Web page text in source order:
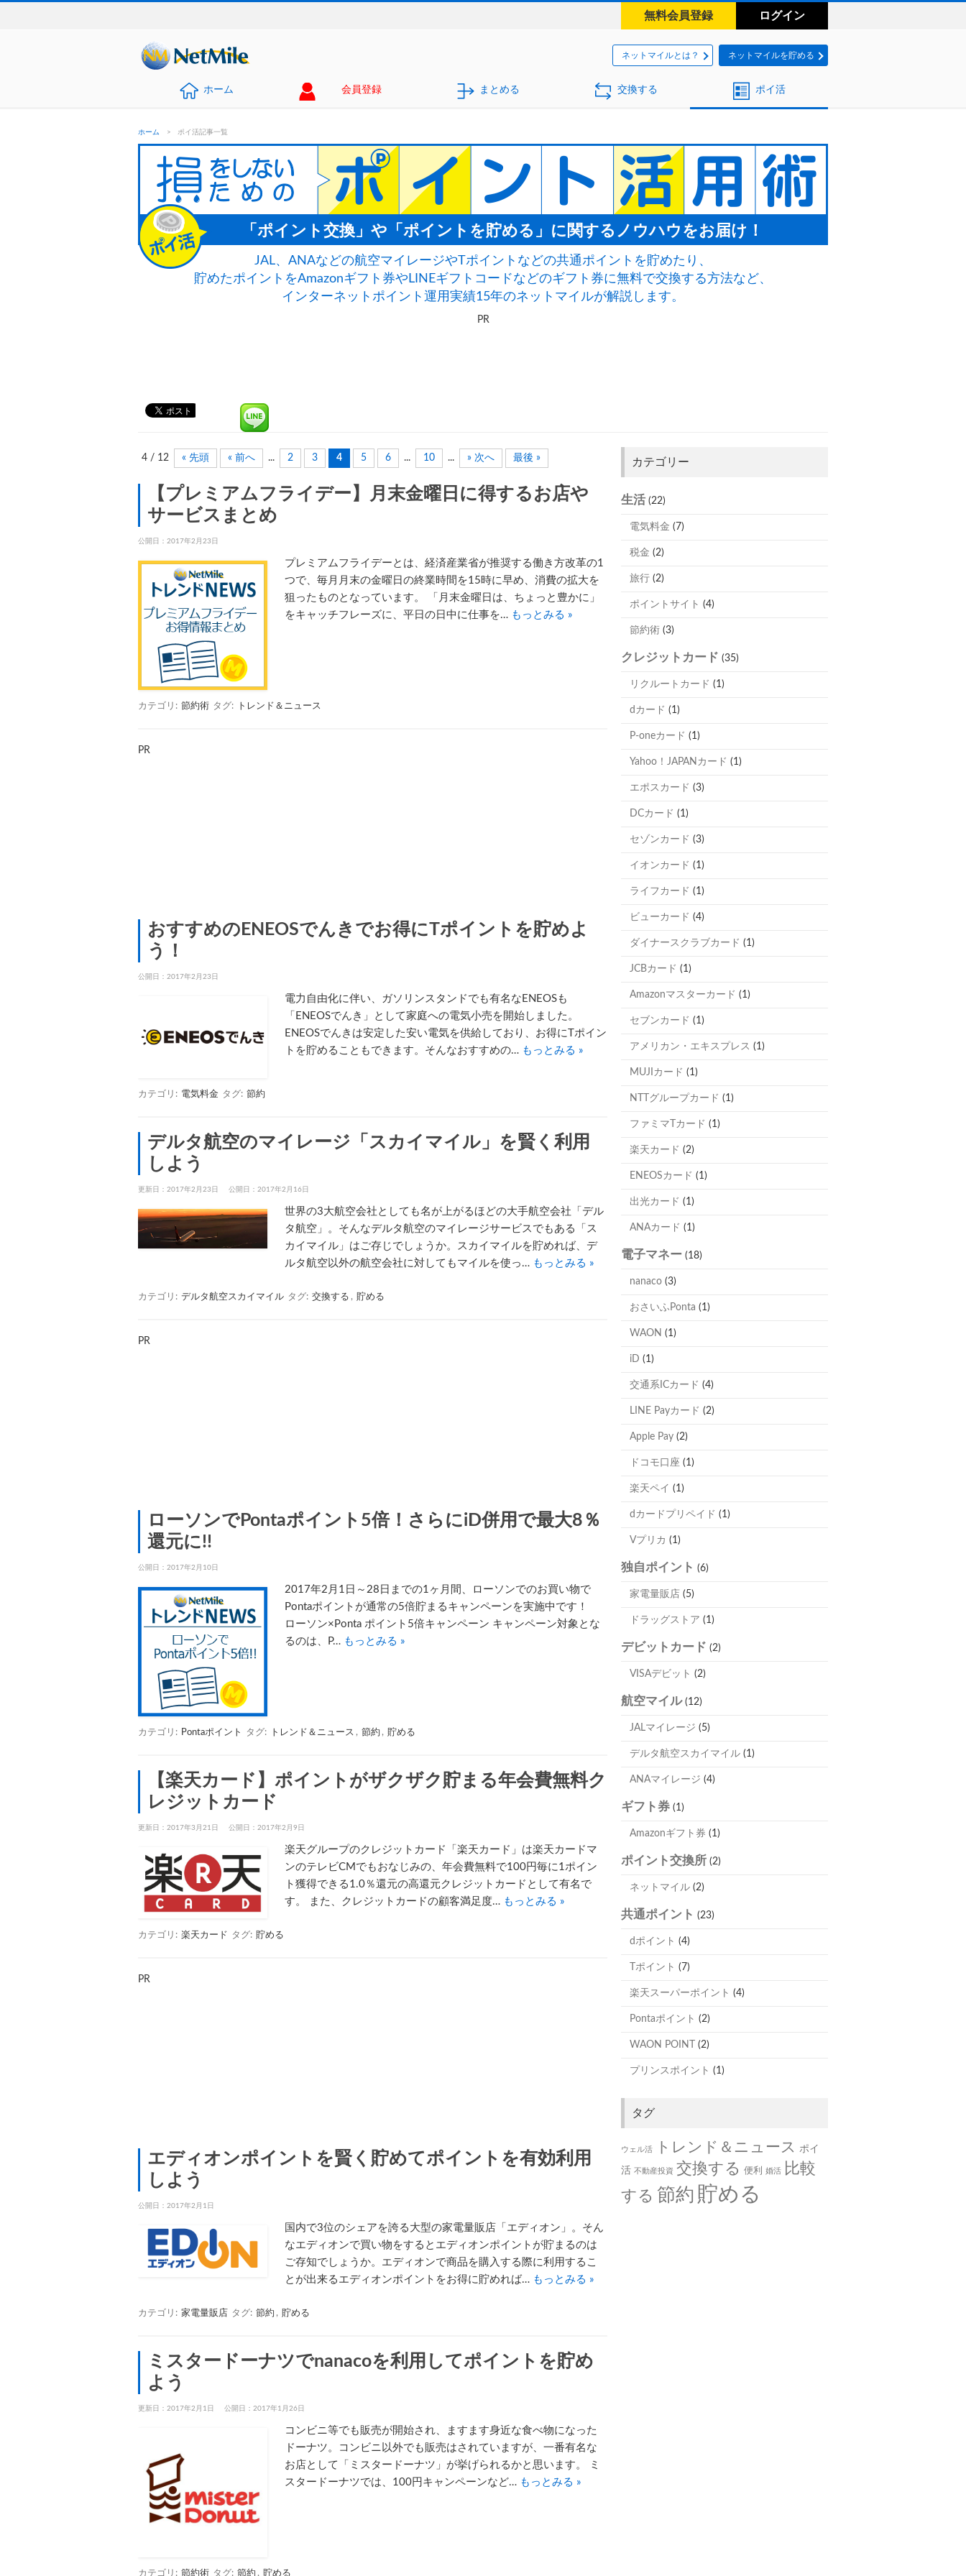
無料会員登録 ログイン
ネットマイルとは？ ネットマイルを貯める
ホーム 会員登録 まとめる 交換する ポイ活
ホーム > ポイ活記事一覧
「ポイント交換」や「ポイントを貯める」に関するノウハウをお届け！
JAL、ANAなどの航空マイレージやTポイントなどの共通ポイントを貯めたり、
貯めたポイントをAmazonギフト券やLINEギフトコードなどのギフト券に無料で交換する方法など、
インターネットポイント運用実績15年のネットマイルが解説します。
PR
4 / 12 « 先頭 « 前へ ... 2 3 4 5 6 ... 10 ... » 次へ 最後 »
【プレミアムフライデー】月末金曜日に得するお店や
サービスまとめ
公開日： 2017年2月23日
プレミアムフライデーとは、経済産業省が推奨する働き方改革の1
つで、毎月月末の金曜日の終業時間を15時に早め、消費の拡大を
狙ったものとなっています。 「月末金曜日は、ちょっと豊かに」
をキャッチフレーズに、平日の日中に仕事を… もっとみる »
カテゴリ: 節約術 タグ: トレンド＆ニュース
PR
おすすめのENEOSでんきでお得にTポイントを貯めよ
う！
公開日： 2017年2月23日
電力自由化に伴い、ガソリンスタンドでも有名なENEOSも
「ENEOSでんき」として家庭への電気小売を開始しました。
ENEOSでんきは安定した安い電気を供給しており、お得にTポイン
トを貯めることもできます。そんなおすすめの… もっとみる »
カテゴリ: 電気料金 タグ: 節約
デルタ航空のマイレージ「スカイマイル」を賢く利用
しよう
更新日：2017年2月23日 公開日：2017年2月16日
世界の3大航空会社としても名が上がるほどの大手航空会社「デル
タ航空」。そんなデルタ航空のマイレージサービスでもある「ス
カイマイル」はご存じでしょうか。スカイマイルを貯めれば、デ
ルタ航空以外の航空会社に対してもマイルを使っ… もっとみる »
カテゴリ: デルタ航空スカイマイル タグ: 交換する , 貯める
PR
ローソンでPontaポイント5倍！さらにiD併用で最大8％
還元に!!
公開日： 2017年2月10日
2017年2月1日～28日までの1ヶ月間、ローソンでのお買い物で
Pontaポイントが通常の5倍貯まるキャンペーンを実施中です！
ローソン×Ponta ポイント5倍キャンペーン キャンペーン対象とな
るのは、P… もっとみる »
カテゴリ: Pontaポイント タグ: トレンド＆ニュース , 節約 , 貯める
【楽天カード】ポイントがザクザク貯まる年会費無料ク
レジットカード
更新日：2017年3月21日 公開日：2017年2月9日
楽天グループのクレジットカード「楽天カード」は楽天カードマ
ンのテレビCMでもおなじみの、年会費無料で100円毎に1ポイン
ト獲得できる1.0％還元の高還元クレジットカードとして有名で
す。 また、クレジットカードの顧客満足度… もっとみる »
カテゴリ: 楽天カード タグ: 貯める
PR
エディオンポイントを賢く貯めてポイントを有効利用
しよう
公開日： 2017年2月1日
国内で3位のシェアを誇る大型の家電量販店「エディオン」。そん
なエディオンで買い物をするとエディオンポイントが貯まるのは
ご存知でしょうか。エディオンで商品を購入する際に利用するこ
とが出来るエディオンポイントをお得に貯めれば… もっとみる »
カテゴリ: 家電量販店 タグ: 節約 , 貯める
ミスタードーナツでnanacoを利用してポイントを貯め
よう
更新日：2017年2月1日 公開日：2017年1月26日
コンビニ等でも販売が開始され、ますます身近な食べ物になった
ドーナツ。コンビニ以外でも販売はされていますが、一番有名な
お店として「ミスタードーナツ」が挙げられるかと思います。 ミ
スタードーナツでは、100円キャンペーンなど… もっとみる »
カテゴリ: 節約術 タグ: 節約 , 貯める
カテゴリー
生活 (22)
電気料金 (7)
税金 (2)
旅行 (2)
ポイントサイト (4)
節約術 (3)
クレジットカード (35)
リクルートカード (1)
dカード (1)
P-oneカード (1)
Yahoo！JAPANカード (1)
エポスカード (3)
DCカード (1)
セゾンカード (3)
イオンカード (1)
ライフカード (1)
ビューカード (4)
ダイナースクラブカード (1)
JCBカード (1)
Amazonマスターカード (1)
セブンカード (1)
アメリカン・エキスプレス (1)
MUJIカード (1)
NTTグループカード (1)
ファミマTカード (1)
楽天カード (2)
ENEOSカード (1)
出光カード (1)
ANAカード (1)
電子マネー (18)
nanaco (3)
おさいふPonta (1)
WAON (1)
iD (1)
交通系ICカード (4)
LINE Payカード (2)
Apple Pay (2)
ドコモ口座 (1)
楽天ペイ (1)
dカードプリペイド (1)
Vプリカ (1)
独自ポイント (6)
家電量販店 (5)
ドラッグストア (1)
デビットカード (2)
VISAデビット (2)
航空マイル(12)
JALマイレージ (5)
デルタ航空スカイマイル (1)
ANAマイレージ (4)
ギフト券 (1)
Amazonギフト券 (1)
ポイント交換所 (2)
ネットマイル (2)
共通ポイント (23)
dポイント (4)
Tポイント (7)
楽天スーパーポイント (4)
Pontaポイント (2)
WAON POINT (2)
プリンスポイント (1)
タグ
ウェル活 トレンド＆ニュース ポイ
活 不動産投資 交換する 便利 婚活
比較
する 節約 貯める